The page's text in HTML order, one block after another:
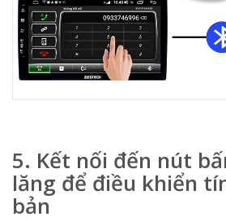
5. Kết nối đến nút
lăng để điều khiển
bản